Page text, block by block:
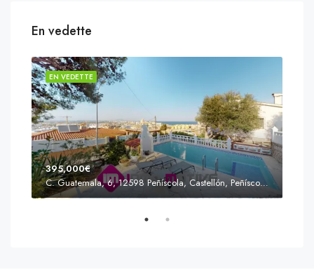
En vedette
EN VEDETTE
395,000€
C. Guatemala, 6, 12598 Peñíscola, Castellón, Peñíscola, Communauté valencienne